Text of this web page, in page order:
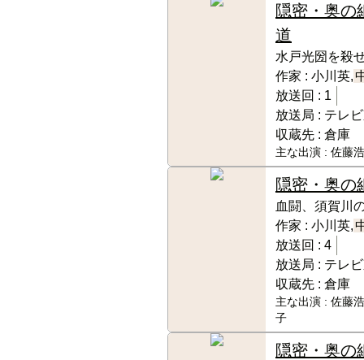
隠密・奥の
道
水戸光圀を殺
作家 : 小川英,
放送回 : 1
放送局 : テレ
収蔵先 : 倉庫
主な出演 : 佐藤
隠密・奥の
血闘、須賀川
作家 : 小川英,
放送回 : 4
放送局 : テレ
収蔵先 : 倉庫
主な出演 : 佐藤
子
隠密・奥の